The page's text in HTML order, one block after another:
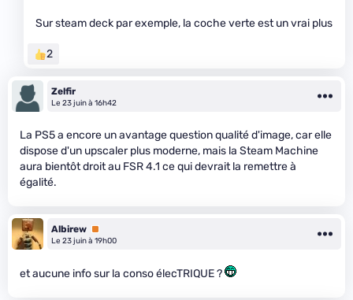
Sur steam deck par exemple, la coche verte est un vrai plus
2
Zelfir
Le 23 juin à 16h42
La PS5 a encore un avantage question qualité d'image, car elle
dispose d'un upscaler plus moderne, mais la Steam Machine
aura bientôt droit au FSR 4.1 ce qui devrait la remettre à
égalité.
Albirew Premium
Le 23 juin à 19h00
et aucune info sur la conso élecTRIQUE ?